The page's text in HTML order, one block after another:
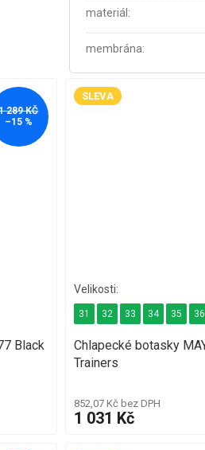
materiál :
membrána:
289 KČ
–15 %
Black
SLEVA
Chlapecké botasky
Trainers
852,07 Kč bez DPH
1 031 Kč
31 32 33 34 35 36